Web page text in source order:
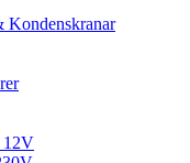
Kondenskranar
12V